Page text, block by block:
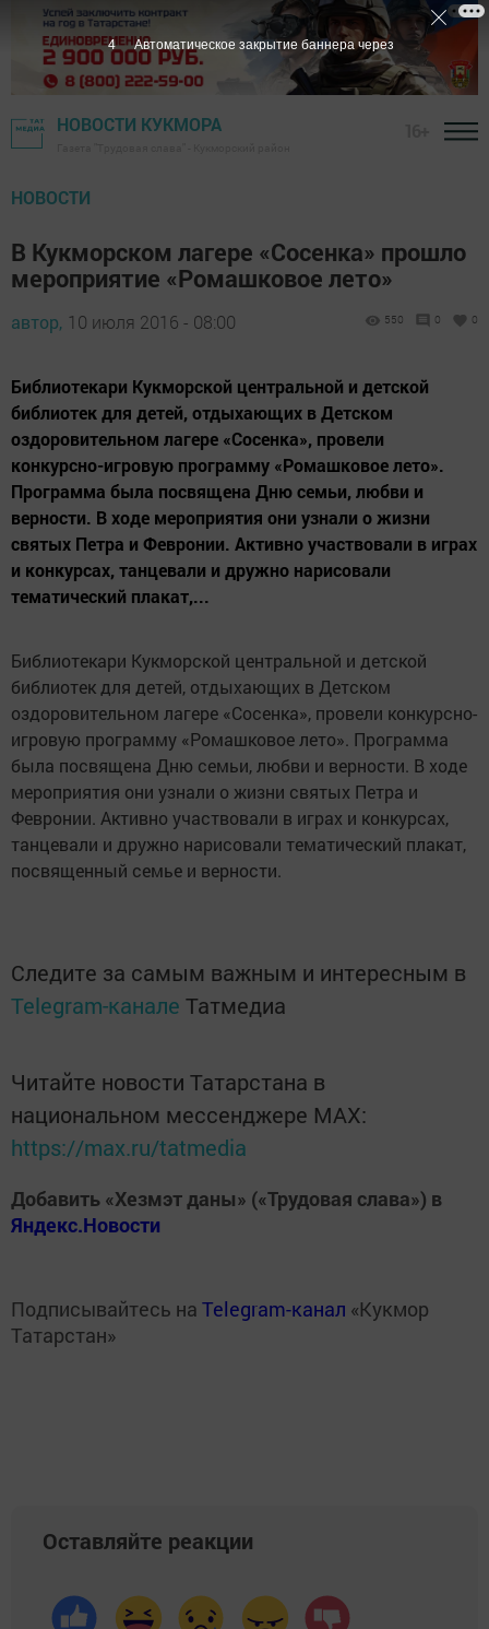
НОВОСТИ КУКМОРА
НОВОСТИ
В Кукморском лагере «Сосенка» прошло
мероприятие «Ромашковое лето»
автор, 10 июля 2016 - 08:00 550 0 0
Библиотекари Кукморской центральной и детской
библиотек для детей, отдыхающих в Детском
оздоровительном лагере «Сосенка», провели
конкурсно-игровую программу «Ромашковое лето».
Программа была посвящена Дню семьи, любви и
верности. В ходе мероприятия они узнали о жизни
святых Петра и Февронии. Активно участвовали в играх
и конкурсах, танцевали и дружно нарисовали
тематический плакат,...
Библиотекари Кукморской центральной и детской
библиотек для детей, отдыхающих в Детском
оздоровительном лагере «Сосенка», провели конкурсно-
игровую программу «Ромашковое лето». Программа
была посвящена Дню семьи, любви и верности. В ходе
мероприятия они узнали о жизни святых Петра и
Февронии. Активно участвовали в играх и конкурсах,
танцевали и дружно нарисовали тематический плакат,
посвященный семье и верности.
Следите за самым важным и интересным в
Telegram-канале Татмедиа
Читайте новости Татарстана в
национальном мессенджере MАХ:
https://max.ru/tatmedia
Добавить «Хезмэт даны» («Трудовая слава») в
Яндекс.Новости
Подписывайтесь на Telegram-канал «Кукмор
Татарстан»
Оставляйте реакции
2 Автоматическое закрытие баннера через